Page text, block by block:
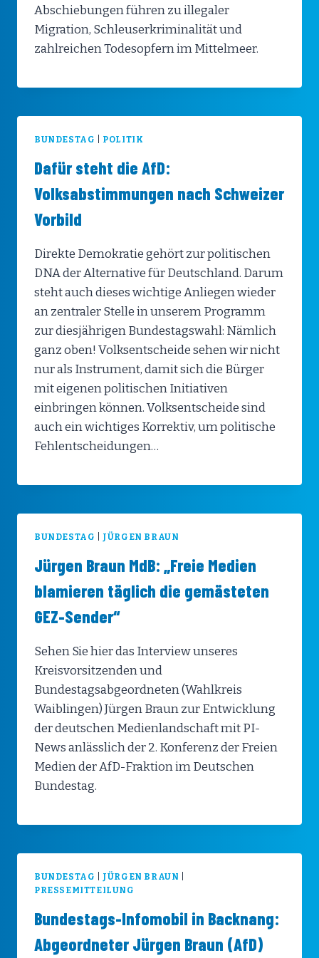
Abschiebungen führen zu illegaler
Migration, Schleuserkriminalität und
zahlreichen Todesopfern im Mittelmeer.
BUNDESTAG POLITIK
Dafür steht die AfD:
Volksabstimmungen nach Schweizer
Vorbild
Direkte Demokratie gehört zur politischen
DNA der Alternative für Deutschland. Darum
steht auch dieses wichtige Anliegen wieder
an zentraler Stelle in unserem Programm
zur diesjährigen Bundestagswahl: Nämlich
ganz oben! Volksentscheide sehen wir nicht
nur als Instrument, damit sich die Bürger
mit eigenen politischen Initiativen
einbringen können. Volksentscheide sind
auch ein wichtiges Korrektiv, um politische
Fehlentscheidungen…
BUNDESTAG JÜRGEN BRAUN
Jürgen Braun MdB: „Freie Medien
blamieren täglich die gemästeten
GEZ-Sender“
Sehen Sie hier das Interview unseres
Kreisvorsitzenden und
Bundestagsabgeordneten (Wahlkreis
Waiblingen) Jürgen Braun zur Entwicklung
der deutschen Medienlandschaft mit PI-
News anlässlich der 2. Konferenz der Freien
Medien der AfD-Fraktion im Deutschen
Bundestag.
BUNDESTAG JÜRGEN BRAUN
PRESSEMITTEILUNG
Bundestags-Infomobil in Backnang:
Abgeordneter Jürgen Braun (AfD)